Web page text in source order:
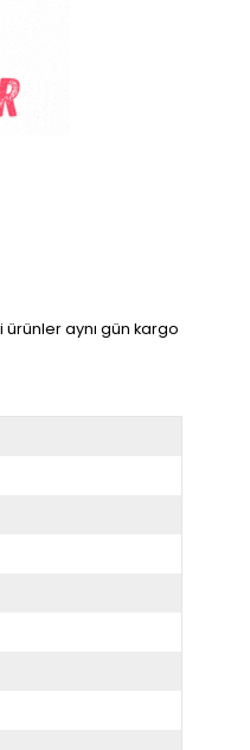
ürünler aynı gün kargo